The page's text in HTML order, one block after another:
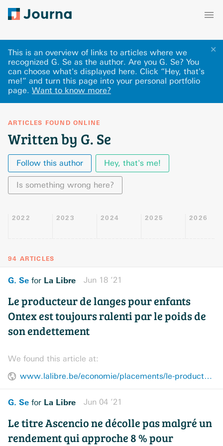
✕
This is an overview of links to articles where we
recognized G. Se as the author. Are you G. Se? You
can choose what's displayed here. Click “Hey, that's
me!” and turn this page into your personal portfolio
page. Want to know more?
ARTICLES FOUND ONLINE
Written by G. Se
Follow this author Hey, that's me!
Is something wrong here?
2022 2023 2024 2025 2026
94 ARTICLES
G. Se for La Libre Jun 18 ’21
Le producteur de langes pour enfants
Ontex est toujours ralenti par le poids de
son endettement
We found this article at:
www.lalibre.be/economie/placements/le-producteur-de-langes-pour-enfants-ontex-est-toujours-ralenti-par-le-poids-de-son-endettement-60ccd3e77b50a6318dd9ebea
G. Se for La Libre Jun 04 ’21
Le titre Ascencio ne décolle pas malgré un
rendement qui approche 8 % pour